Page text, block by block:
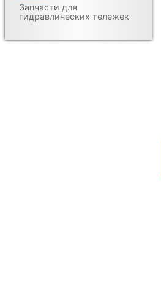
Запчасти для
гидравлических тележек